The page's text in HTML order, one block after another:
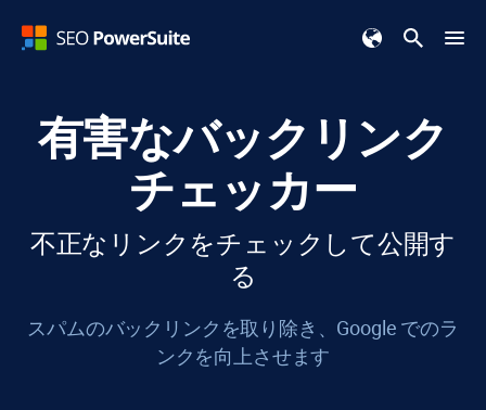
有害なバックリンク
チェッカー
不正なリンクをチェックして公開す
る
スパムのバックリンクを取り除き、Google でのラ
ンクを向上させます